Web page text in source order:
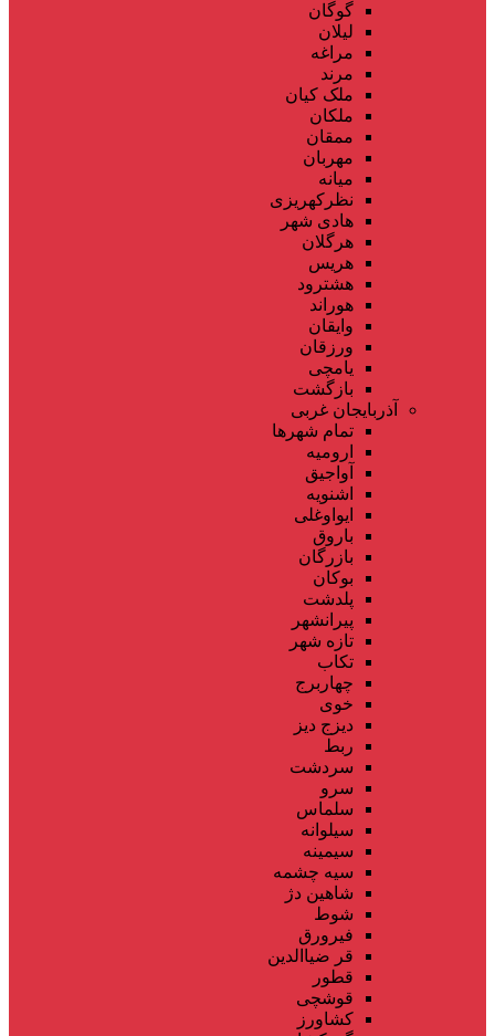
گوگان
لیلان
مراغه
مرند
ملک کیان
ملکان
ممقان
مهربان
میانه
نظرکهریزی
هادی شهر
هرگلان
هریس
هشترود
هوراند
وایقان
ورزقان
یامچی
بازگشت
آذربایجان غربی
تمام شهر‌ها
ارومیه
آواجیق
اشنویه
ایواوغلی
باروق
بازرگان
بوکان
پلدشت
پیرانشهر
تازه شهر
تکاب
چهاربرج
خوی
دیزج دیز
ربط
سردشت
سرو
سلماس
سیلوانه
سیمینه
سیه چشمه
شاهین دژ
شوط
فیرورق
قر ضیاالدین
قطور
قوشچی
کشاورز